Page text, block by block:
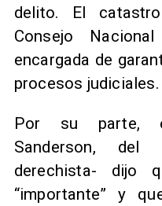
delito. El
Consejo
encargada de
procesos judiciales.
Por su parte,
Sanderson, del
derechista- dijo
“importante” y